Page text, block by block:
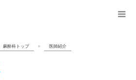
menu
麻酔科トップ » 医師紹介